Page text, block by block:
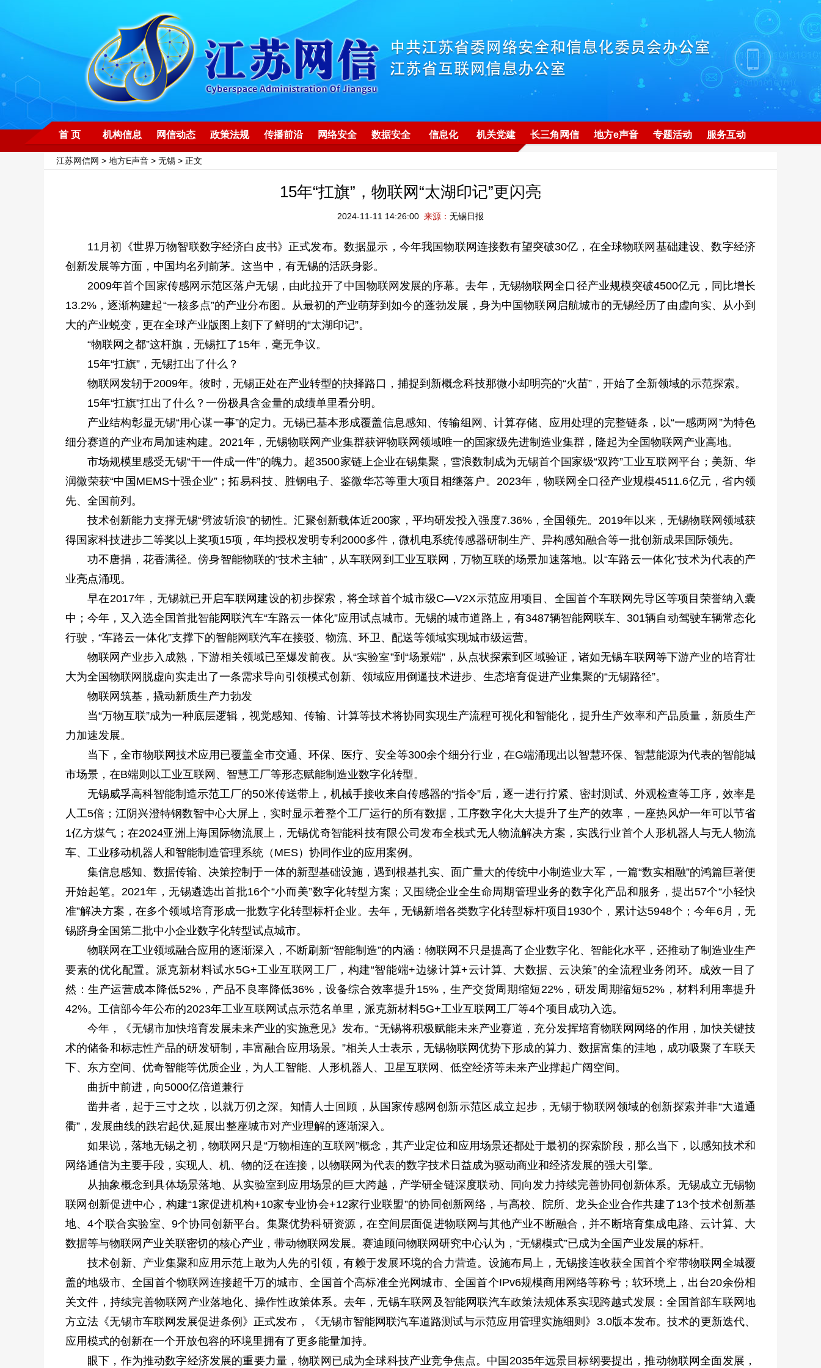
首 页 机构信息 网信动态 政策法规 传播前沿 网络安全 数据安全 信息化 机关党建 长三角网信 地方e声音 专题活动 服务互动
江苏网信网 > 地方E声音 > 无锡 > 正文
15年“扛旗”，物联网“太湖印记”更闪亮
2024-11-11 14:26:00 来源： 无锡日报
11月初《世界万物智联数字经济白皮书》正式发布。数据显示，今年我国物联网连接数有望突破30亿，在全球物联网基础建设、数字经济
创新发展等方面，中国均名列前茅。这当中，有无锡的活跃身影。
2009年首个国家传感网示范区落户无锡，由此拉开了中国物联网发展的序幕。去年，无锡物联网全口径产业规模突破4500亿元，同比增长
13.2%，逐渐构建起“一核多点”的产业分布图。从最初的产业萌芽到如今的蓬勃发展，身为中国物联网启航城市的无锡经历了由虚向实、从小到
大的产业蜕变，更在全球产业版图上刻下了鲜明的“太湖印记”。
“物联网之都”这杆旗，无锡扛了15年，毫无争议。
15年“扛旗”，无锡扛出了什么？
物联网发轫于2009年。彼时，无锡正处在产业转型的抉择路口，捕捉到新概念科技那微小却明亮的“火苗”，开始了全新领域的示范探索。
15年“扛旗”扛出了什么？一份极具含金量的成绩单里看分明。
产业结构彰显无锡“用心谋一事”的定力。无锡已基本形成覆盖信息感知、传输组网、计算存储、应用处理的完整链条，以“一感两网”为特色
细分赛道的产业布局加速构建。2021年，无锡物联网产业集群获评物联网领域唯一的国家级先进制造业集群，隆起为全国物联网产业高地。
市场规模里感受无锡“干一件成一件”的魄力。超3500家链上企业在锡集聚，雪浪数制成为无锡首个国家级“双跨”工业互联网平台；美新、华
润微荣获“中国MEMS十强企业”；拓易科技、胜钢电子、鉴微华芯等重大项目相继落户。2023年，物联网全口径产业规模4511.6亿元，省内领
先、全国前列。
技术创新能力支撑无锡“劈波斩浪”的韧性。汇聚创新载体近200家，平均研发投入强度7.36%，全国领先。2019年以来，无锡物联网领域获
得国家科技进步二等奖以上奖项15项，年均授权发明专利2000多件，微机电系统传感器研制生产、异构感知融合等一批创新成果国际领先。
功不唐捐，花香满径。傍身智能物联的“技术主轴”，从车联网到工业互联网，万物互联的场景加速落地。以“车路云一体化”技术为代表的产
业亮点涌现。
早在2017年，无锡就已开启车联网建设的初步探索，将全球首个城市级C—V2X示范应用项目、全国首个车联网先导区等项目荣誉纳入囊
中；今年，又入选全国首批智能网联汽车“车路云一体化”应用试点城市。无锡的城市道路上，有3487辆智能网联车、301辆自动驾驶车辆常态化
行驶，“车路云一体化”支撑下的智能网联汽车在接驳、物流、环卫、配送等领域实现城市级运营。
物联网产业步入成熟，下游相关领域已至爆发前夜。从“实验室”到“场景端”，从点状探索到区域验证，诸如无锡车联网等下游产业的培育壮
大为全国物联网脱虚向实走出了一条需求导向引领模式创新、领域应用倒逼技术进步、生态培育促进产业集聚的“无锡路径”。
物联网筑基，撬动新质生产力勃发
当“万物互联”成为一种底层逻辑，视觉感知、传输、计算等技术将协同实现生产流程可视化和智能化，提升生产效率和产品质量，新质生产
力加速发展。
当下，全市物联网技术应用已覆盖全市交通、环保、医疗、安全等300余个细分行业，在G端涌现出以智慧环保、智慧能源为代表的智能城
市场景，在B端则以工业互联网、智慧工厂等形态赋能制造业数字化转型。
无锡威孚高科智能制造示范工厂的50米传送带上，机械手接收来自传感器的“指令”后，逐一进行拧紧、密封测试、外观检查等工序，效率是
人工5倍；江阴兴澄特钢数智中心大屏上，实时显示着整个工厂运行的所有数据，工序数字化大大提升了生产的效率，一座热风炉一年可以节省
1亿方煤气；在2024亚洲上海国际物流展上，无锡优奇智能科技有限公司发布全栈式无人物流解决方案，实践行业首个人形机器人与无人物流
车、工业移动机器人和智能制造管理系统（MES）协同作业的应用案例。
集信息感知、数据传输、决策控制于一体的新型基础设施，遇到根基扎实、面广量大的传统中小制造业大军，一篇“数实相融”的鸿篇巨著便
开始起笔。2021年，无锡遴选出首批16个“小而美”数字化转型方案；又围绕企业全生命周期管理业务的数字化产品和服务，提出57个“小轻快
准”解决方案，在多个领域培育形成一批数字化转型标杆企业。去年，无锡新增各类数字化转型标杆项目1930个，累计达5948个；今年6月，无
锡跻身全国第二批中小企业数字化转型试点城市。
物联网在工业领域融合应用的逐渐深入，不断刷新“智能制造”的内涵：物联网不只是提高了企业数字化、智能化水平，还推动了制造业生产
要素的优化配置。派克新材料试水5G+工业互联网工厂，构建“智能端+边缘计算+云计算、大数据、云决策”的全流程业务闭环。成效一目了
然：生产运营成本降低52%，产品不良率降低36%，设备综合效率提升15%，生产交货周期缩短22%，研发周期缩短52%，材料利用率提升
42%。工信部今年公布的2023年工业互联网试点示范名单里，派克新材料5G+工业互联网工厂等4个项目成功入选。
今年，《无锡市加快培育发展未来产业的实施意见》发布。“无锡将积极赋能未来产业赛道，充分发挥培育物联网网络的作用，加快关键技
术的储备和标志性产品的研发研制，丰富融合应用场景。”相关人士表示，无锡物联网优势下形成的算力、数据富集的洼地，成功吸聚了车联天
下、东方空间、优奇智能等优质企业，为人工智能、人形机器人、卫星互联网、低空经济等未来产业撑起广阔空间。
曲折中前进，向5000亿倍道兼行
凿井者，起于三寸之坎，以就万仞之深。知情人士回顾，从国家传感网创新示范区成立起步，无锡于物联网领域的创新探索并非“大道通
衢”，发展曲线的跌宕起伏,延展出整座城市对产业理解的逐渐深入。
如果说，落地无锡之初，物联网只是“万物相连的互联网”概念，其产业定位和应用场景还都处于最初的探索阶段，那么当下，以感知技术和
网络通信为主要手段，实现人、机、物的泛在连接，以物联网为代表的数字技术日益成为驱动商业和经济发展的强大引擎。
从抽象概念到具体场景落地、从实验室到应用场景的巨大跨越，产学研全链深度联动、同向发力持续完善协同创新体系。无锡成立无锡物
联网创新促进中心，构建“1家促进机构+10家专业协会+12家行业联盟”的协同创新网络，与高校、院所、龙头企业合作共建了13个技术创新基
地、4个联合实验室、9个协同创新平台。集聚优势科研资源，在空间层面促进物联网与其他产业不断融合，并不断培育集成电路、云计算、大
数据等与物联网产业关联密切的核心产业，带动物联网发展。赛迪顾问物联网研究中心认为，“无锡模式”已成为全国产业发展的标杆。
技术创新、产业集聚和应用示范上敢为人先的引领，有赖于发展环境的合力营造。设施布局上，无锡接连收获全国首个窄带物联网全城覆
盖的地级市、全国首个物联网连接超千万的城市、全国首个高标准全光网城市、全国首个IPv6规模商用网络等称号；软环境上，出台20余份相
关文件，持续完善物联网产业落地化、操作性政策体系。去年，无锡车联网及智能网联汽车政策法规体系实现跨越式发展：全国首部车联网地
方立法《无锡市车联网发展促进条例》正式发布，《无锡市智能网联汽车道路测试与示范应用管理实施细则》3.0版本发布。技术的更新迭代、
应用模式的创新在一个开放包容的环境里拥有了更多能量加持。
眼下，作为推动数字经济发展的重要力量，物联网已成为全球科技产业竞争焦点。中国2035年远景目标纲要提出，推动物联网全面发展，